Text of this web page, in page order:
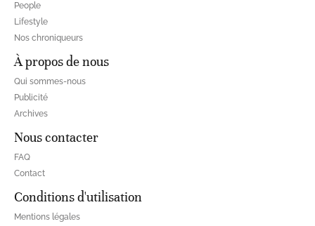
People
Lifestyle
Nos chroniqueurs
À propos de nous
Qui sommes-nous
Publicité
Archives
Nous contacter
FAQ
Contact
Conditions d'utilisation
Mentions légales